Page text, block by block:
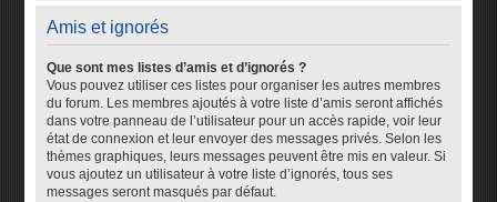
Amis et ignorés
Que sont mes listes d’amis et d’ignorés ?
Vous pouvez utiliser ces listes pour organiser les autres membres
du forum. Les membres ajoutés à votre liste d’amis seront affichés
dans votre panneau de l’utilisateur pour un accès rapide, voir leur
état de connexion et leur envoyer des messages privés. Selon les
thèmes graphiques, leurs messages peuvent être mis en valeur. Si
vous ajoutez un utilisateur à votre liste d’ignorés, tous ses
messages seront masqués par défaut.